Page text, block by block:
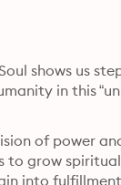
shows us
in this
of power
grow
into